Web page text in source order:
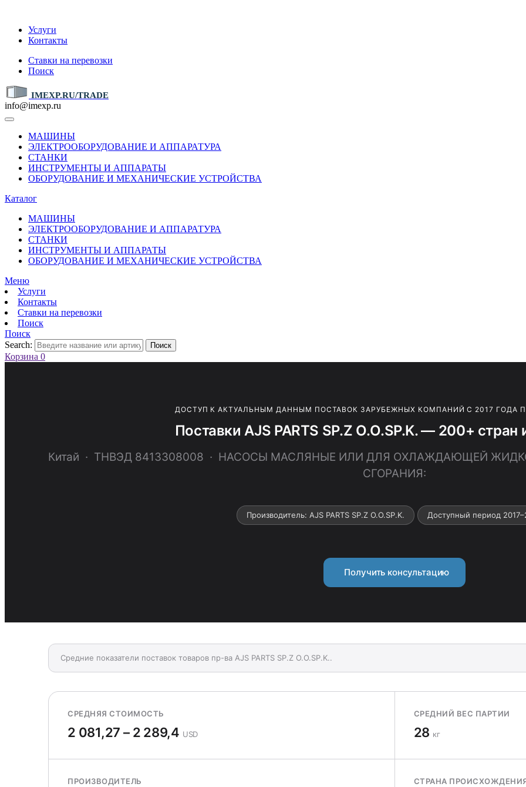
Услуги
Контакты
Ставки на перевозки
Поиск
IMEXP.RU/TRADE
info@imexp.ru
МАШИНЫ
ЭЛЕКТРООБОРУДОВАНИЕ И АППАРАТУРА
СТАНКИ
ИНСТРУМЕНТЫ И АППАРАТЫ
ОБОРУДОВАНИЕ И МЕХАНИЧЕСКИЕ УСТРОЙСТВА
Каталог
МАШИНЫ
ЭЛЕКТРООБОРУДОВАНИЕ И АППАРАТУРА
СТАНКИ
ИНСТРУМЕНТЫ И АППАРАТЫ
ОБОРУДОВАНИЕ И МЕХАНИЧЕСКИЕ УСТРОЙСТВА
Меню
Услуги
Контакты
Ставки на перевозки
Поиск
Поиск
Search:
Поиск
Корзина 0
ДОСТУП К АКТУАЛЬНЫМ ДАННЫМ ПОСТАВОК ЗАРУБЕЖНЫХ КОМПАНИЙ С 2017 ГОДА
Поставки AJS PARTS SP.Z O.O.SP.K. — 200+ стран
Китай · ТНВЭД 8413308008 · НАСОСЫ МАСЛЯНЫЕ ИЛИ ДЛЯ ОХЛАЖДАЮЩЕЙ
СГОРАНИЯ:
Производитель: AJS PARTS SP.Z O.O.SP.K. Доступный период
Получить консультацию
Средние показатели поставок товаров пр-ва AJS PARTS SP.Z O.O.SP.K..
СРЕДНЯЯ СТОИМОСТЬ
2 081,27 – 2 289,4 USD
СРЕДНИЙ ВЕС ПАРТИИ
28 кг
ПРОИЗВОДИТЕЛЬ СТРАНА